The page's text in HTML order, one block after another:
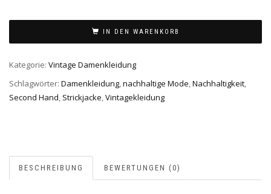
IN DEN WARENKORB
Kategorie: Vintage Damenkleidung
Schlagwörter: Damenkleidung,nachhaltige Mode,Nachhaltigkeit,
Second Hand, Strickjacke,Vintagekleidung
BESCHREIBUNG BEWERTUNGEN (0)